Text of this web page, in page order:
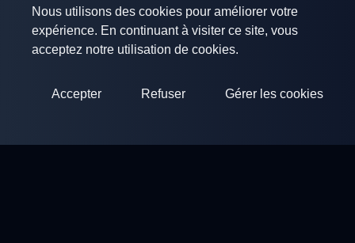
Nous utilisons des cookies pour améliorer votre
expérience. En continuant à visiter ce site, vous
acceptez notre utilisation de cookies.
Accepter Refuser Gérer les cookies